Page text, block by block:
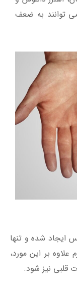
توانند به ضعف
ایجاد شده و تنها
بر این مورد،
قلبی نیز شود.